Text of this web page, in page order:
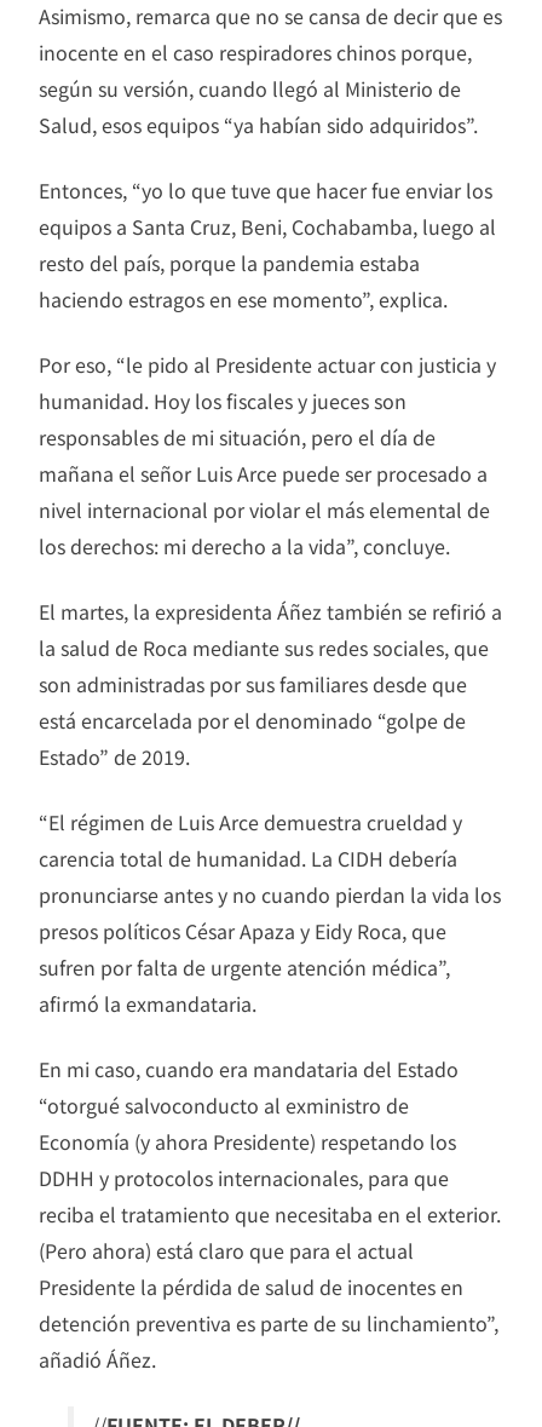
Asimismo, remarca que no se cansa de decir que es
inocente en el caso respiradores chinos porque,
según su versión, cuando llegó al Ministerio de
Salud, esos equipos “ya habían sido adquiridos”.
Entonces, “yo lo que tuve que hacer fue enviar los
equipos a Santa Cruz, Beni, Cochabamba, luego al
resto del país, porque la pandemia estaba
haciendo estragos en ese momento”, explica.
Por eso, “le pido al Presidente actuar con justicia y
humanidad. Hoy los fiscales y jueces son
responsables de mi situación, pero el día de
mañana el señor Luis Arce puede ser procesado a
nivel internacional por violar el más elemental de
los derechos: mi derecho a la vida”, concluye.
El martes, la expresidenta Áñez también se refirió a
la salud de Roca mediante sus redes sociales, que
son administradas por sus familiares desde que
está encarcelada por el denominado “golpe de
Estado” de 2019.
“El régimen de Luis Arce demuestra crueldad y
carencia total de humanidad. La CIDH debería
pronunciarse antes y no cuando pierdan la vida los
presos políticos César Apaza y Eidy Roca, que
sufren por falta de urgente atención médica”,
afirmó la exmandataria.
En mi caso, cuando era mandataria del Estado
“otorgué salvoconducto al exministro de
Economía (y ahora Presidente) respetando los
DDHH y protocolos internacionales, para que
reciba el tratamiento que necesitaba en el exterior.
(Pero ahora) está claro que para el actual
Presidente la pérdida de salud de inocentes en
detención preventiva es parte de su linchamiento”,
añadió Áñez.